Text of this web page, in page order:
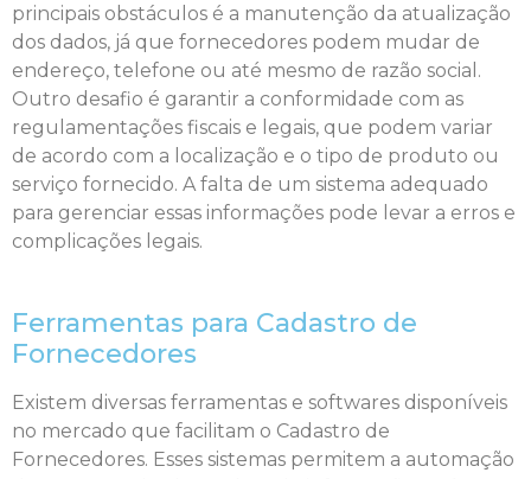
principais obstáculos é a manutenção da atualização
dos dados, já que fornecedores podem mudar de
endereço, telefone ou até mesmo de razão social.
Outro desafio é garantir a conformidade com as
regulamentações fiscais e legais, que podem variar
de acordo com a localização e o tipo de produto ou
serviço fornecido. A falta de um sistema adequado
para gerenciar essas informações pode levar a erros e
complicações legais.
Ferramentas para Cadastro de
Fornecedores
Existem diversas ferramentas e softwares disponíveis
no mercado que facilitam o Cadastro de
Fornecedores. Esses sistemas permitem a automação